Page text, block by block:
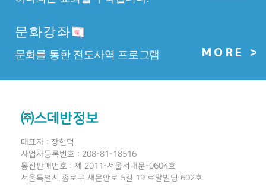
문화강좌
문화를 통한 전도사역 프로그램 MORE>
㈜스데반정보
대표자 : 장현덕
사업자등록번호 : 208-81-18516
통신판매번호 : 제 2011-서울서대문-0604호
서울특별시 종로구 새문안로 5길 19 로얄빌딩 602호